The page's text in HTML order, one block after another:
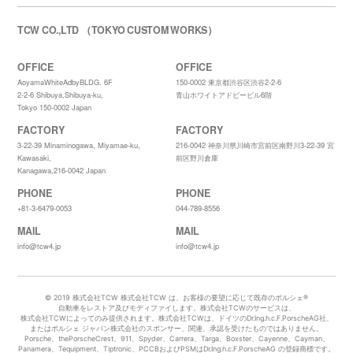
TCW CO.,LTD （TOKYO CUSTOM WORKS）
OFFICE
AoyamaWhiteAdbyBLDG. 6F
2-2-6 Shibuya,Shibuya-ku,
Tokyo 150-0002 Japan
FACTORY
3-22-39 Minaminogawa, Miyamae-ku,
Kawasaki,
Kanagawa,216-0042 Japan
PHONE
+81-3-6479-0053
MAIL
info@tcw4.jp
OFFICE
150-0002 東京都渋谷区渋谷2-2-6
青山ホワイトアドビービル6階
FACTORY
216-0042 神奈川県川崎市宮前区南野川3-22-39 宮
前区野川倉庫
PHONE
044-789-8556
MAIL
info@tcw4.jp
© 2019 株式会社TCW 株式会社TCW は、お客様の要望に応じて既存のポルシェ®️
自動車をレストア及びモディファイします。株式会社TCWのサービスは、
株式会社TCWによってのみ提供されます。株式会社TCWは、ドイツのDr.Ing.h.c.F.PorscheAG社、
またはポルシェ ジャパン株式会社のスポンサー、関連、承認を受けたものではありません。
Porsche、thePorscheCrest、911、Spyder、Carrera、Targa、Boxster、Cayenne、Cayman、
Panamera、Tequipment、Tiptronic、PCCBおよびPSMはDr.Ing.h.c.F.PorscheAG の登録商標です。